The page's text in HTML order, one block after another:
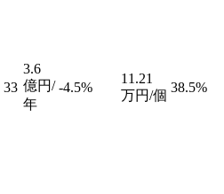
33
3.6
億円/
年
-4.5%
11.21
万円/個
38.5%